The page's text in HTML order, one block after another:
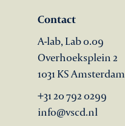
Contact
A-lab, Lab 0.09
Overhoeksplein 2
1031 KS Amsterdam
+31 20 792 0299
info@vscd.nl